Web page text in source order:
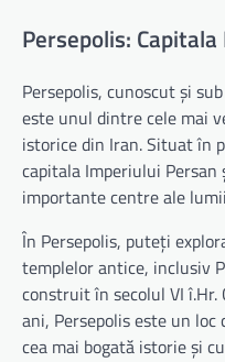
Persepolis:
Persepolis, cunoscut și
este unul dintre cele mai
istorice din Iran. Situat în
capitala Imperiului
importante centre ale
În Persepolis, puteți
templelor antice, inclusiv
construit în secolul VI î.Hr.
ani, Persepolis este un loc
cea mai bogată istorie și